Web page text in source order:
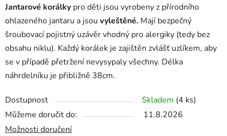
Jantarové korálky pro děti jsou vyrobeny z přírodního
ohlazeného jantaru a jsou vyleštěné. Mají bezpečný
šroubovací pojistný uzávěr vhodný pro alergiky (tedy bez
obsahu niklu). Každý korálek je zajištěn zvlášť uzlíkem, aby
se v případě přetržení nevysypaly všechny. Délka
náhrdelníku je přibližně 38cm.
Dostupnost Skladem (4 ks)
Můžeme doručit do:
11.8.2026
Možnosti doručení